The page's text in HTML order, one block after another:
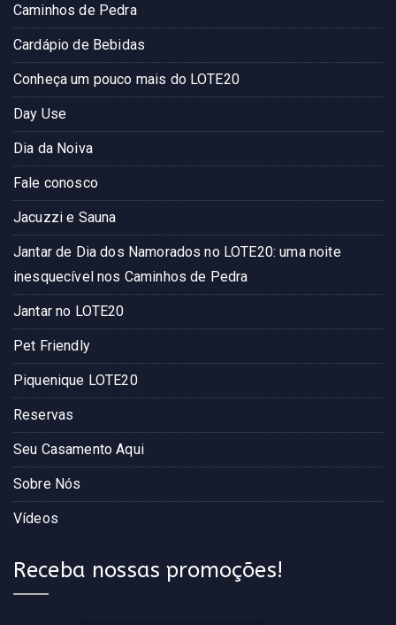
Caminhos de Pedra
Cardápio de Bebidas
Conheça um pouco mais do LOTE20
Day Use
Dia da Noiva
Fale conosco
Jacuzzi e Sauna
Jantar de Dia dos Namorados no LOTE20: uma noite
inesquecível nos Caminhos de Pedra
Jantar no LOTE20
Pet Friendly
Piquenique LOTE20
Reservas
Seu Casamento Aqui
Sobre Nós
Vídeos
Receba nossas promoções!